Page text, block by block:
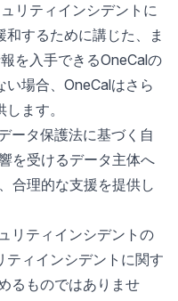
リティインシデントに
するために講じた、ま
を入手できるOneCalの
場合、OneCalはさら
ます。
ータ保護法に基づく自
を受けるデータ主体へ
合理的な支援を提供し
リティインシデントの
ティインシデントに関す
るものではありませ